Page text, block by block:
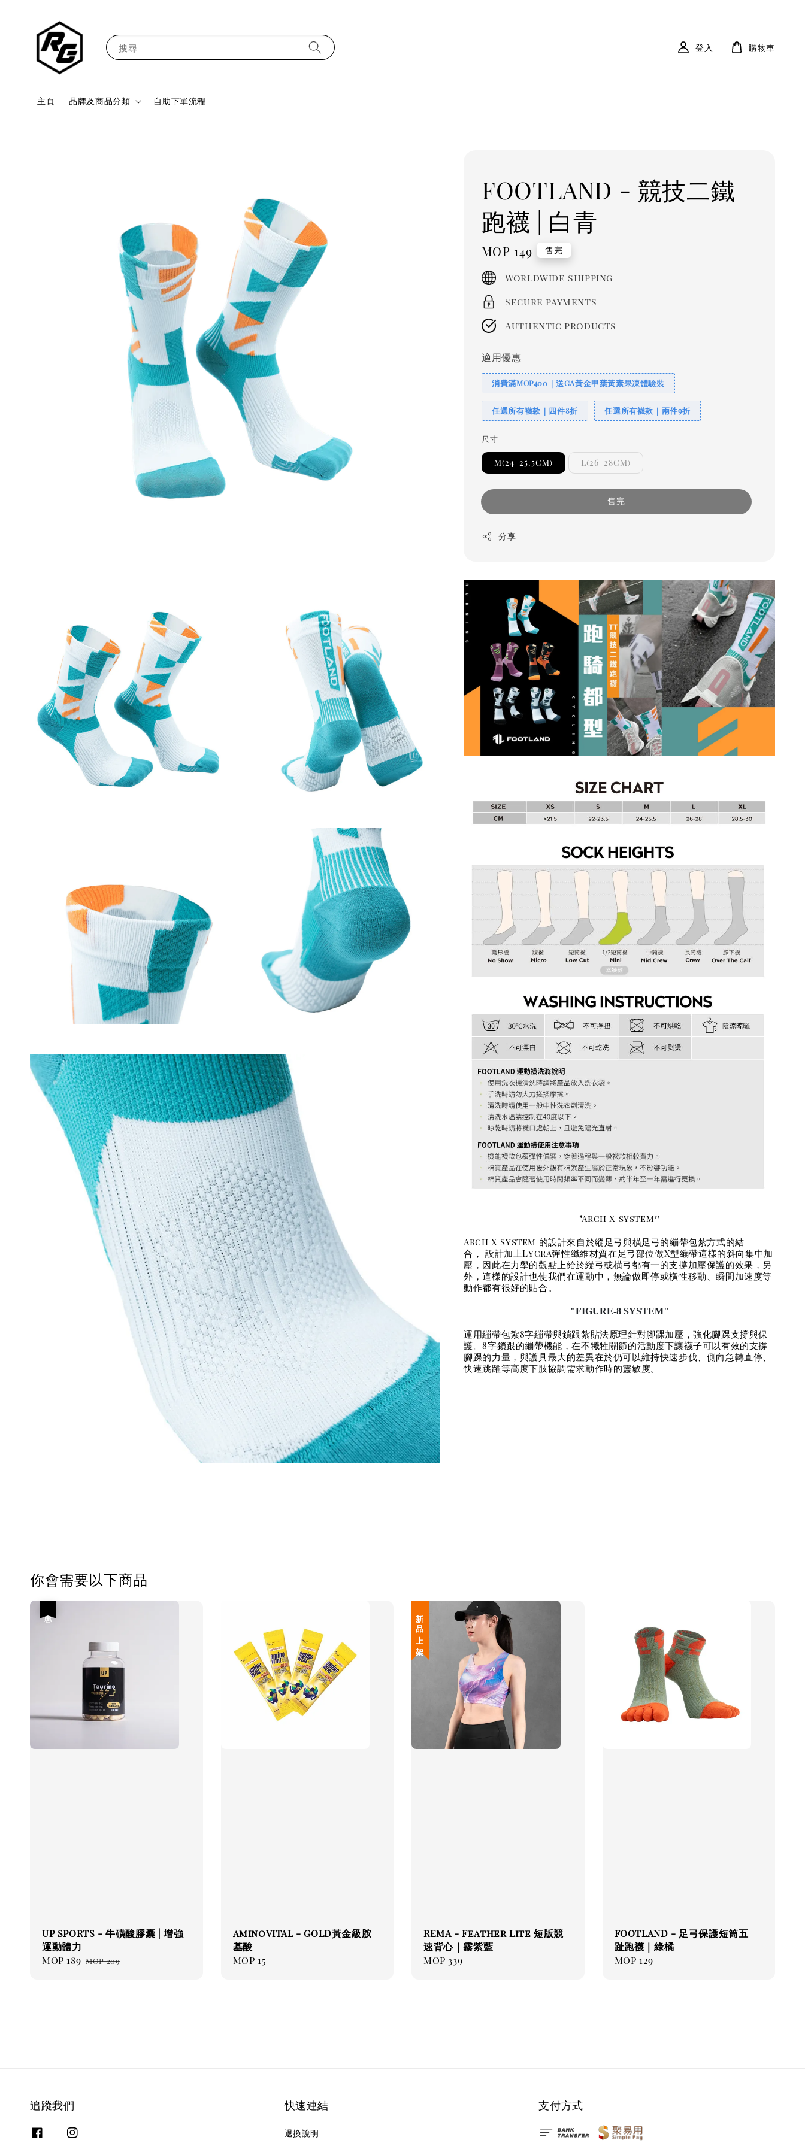
搜尋
主頁 品牌及商品分類 自助下單流程
登入 購物車
FOOTLAND - 競技二鐵
跑襪 | 白青
Regular
price
MOP 149 售完
Worldwide shipping
Secure payments
Authentic products
適用優惠
消費滿MOP400｜送GA黃金甲葉黃素果凍體驗裝
任選所有襪款｜四件8折 任選所有襪款｜兩件9折
尺寸
M(24-25.5CM) L(26-28CM)
售完
分享
"Arch X system"
Arch X system 的設計來自於縱足弓與橫足弓的繃帶包紮方式的結
合， 設計加上Lycra彈性纖維材質在足弓部位做X型繃帶這樣的斜向集中加
壓，因此在力學的觀點上給於縱弓或橫弓都有一的支撐加壓保護的效果，另
外，這樣的設計也使我們在運動中，無論做即停或橫性移動、瞬間加速度等
動作都有很好的貼合。
"FIGURE-8 SYSTEM"
運用繃帶包紮8字繃帶與鎖跟紮貼法原理針對腳踝加壓，強化腳踝支撐與保
護。8字鎖跟的繃帶機能，在不犧牲關節的活動度下讓襪子可以有效的支撐
腳踝的力量，與護具最大的差異在於仍可以維持快速步伐、側向急轉直停、
快速跳躍等高度下肢協調需求動作時的靈敏度。
你會需要以下商品
UP SPORTS - 牛磺酸膠囊 | 增強
運動體力
Sale
MOP 189 Regular
MOP 209
aminoVITAL - GOLD黃金級胺
基酸
Regular
MOP 15
新 品 上 架
REMA - Feather Lite 短版競
速背心｜霧紫藍
Regular
MOP 339
FOOTLAND - 足弓保護短筒五
趾跑襪｜綠橘
Regular
MOP 129
追蹤我們 快速連結
退換說明
支付方式